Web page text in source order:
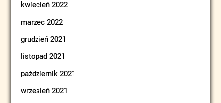
kwiecień 2022
marzec 2022
grudzień 2021
listopad 2021
październik 2021
wrzesień 2021